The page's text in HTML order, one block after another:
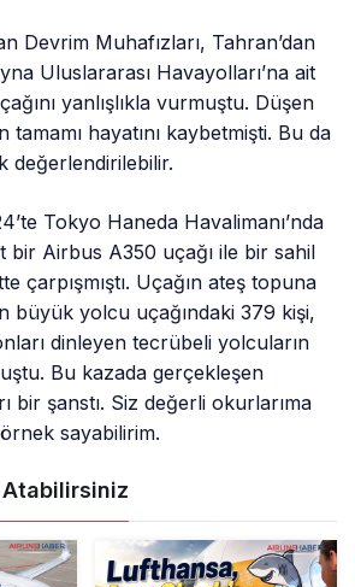
Devrim Muhafızları, Tahran’dan
Uluslararası Havayolları’na ait
yanlışlıkla vurmuştu. Düşen
tamamı hayatını kaybetmişti. Bu da
değerlendirilebilir.
Tokyo Haneda Havalimanı’nda
bir Airbus A350 uçağı ile bir sahil
çarpışmıştı. Uçağın ateş topuna
büyük yolcu uçağındaki 379 kişi,
dinleyen tecrübeli yolcuların
Bu kazada gerçekleşen
bir şanstı. Siz değerli okurlarıma
sayabilirim.
Atabilirsiniz